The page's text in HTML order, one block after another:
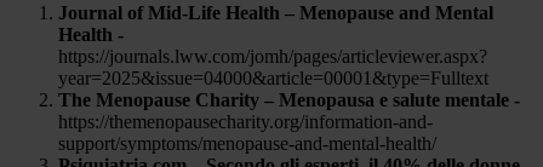
Journal of Mid-Life Health – Menopause and Mental
Health -
https://journals.lww.com/jomh/pages/articleviewer.aspx?
year=2025&issue=04000&article=00001&type=Fulltext
The Menopause Charity – Menopausa e salute mentale -
https://themenopausecharity.org/information-and-
support/symptoms/menopause-and-mental-health/